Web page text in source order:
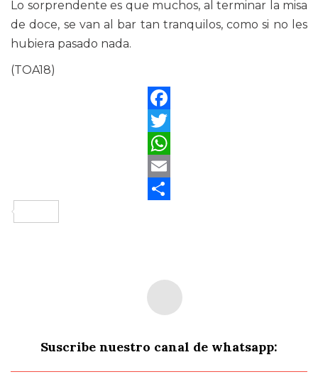
Lo sorprendente es que muchos, al terminar la misa
de doce, se van al bar tan tranquilos, como si no les
hubiera pasado nada.
(TOA18)
Facebook
Twitter
WhatsApp
Email
Suscribe nuestro canal de whatsapp: